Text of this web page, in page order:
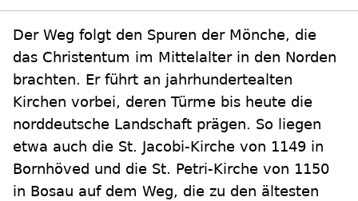
Der Weg folgt den Spuren der Mönche, die
das Christentum im Mittelalter in den Norden
brachten. Er führt an jahrhundertealten
Kirchen vorbei, deren Türme bis heute die
norddeutsche Landschaft prägen. So liegen
etwa auch die St. Jacobi-Kirche von 1149 in
Bornhöved und die St. Petri-Kirche von 1150
in Bosau auf dem Weg, die zu den ältesten